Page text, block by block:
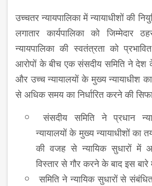
उच्चतर न्यायपालिका में न्यायाधीशों की
लगातार कार्यपालिका को
न्यायपालिका की स्वतंत्रता को
आरोपों के बीच एक संसदीय समिति ने देश
और उच्च न्यायालयों के मुख्य न्यायाधीश
से अधिक समय का निर्धारित करने की
संसदीय समिति ने प्रधान
न्यायालयों के मुख्य न्यायाधीशों का
की वजह से न्यायिक सुधारों में
विस्तार से गौर करने के बाद इस बारे
समिति ने न्यायिक सुधारों से